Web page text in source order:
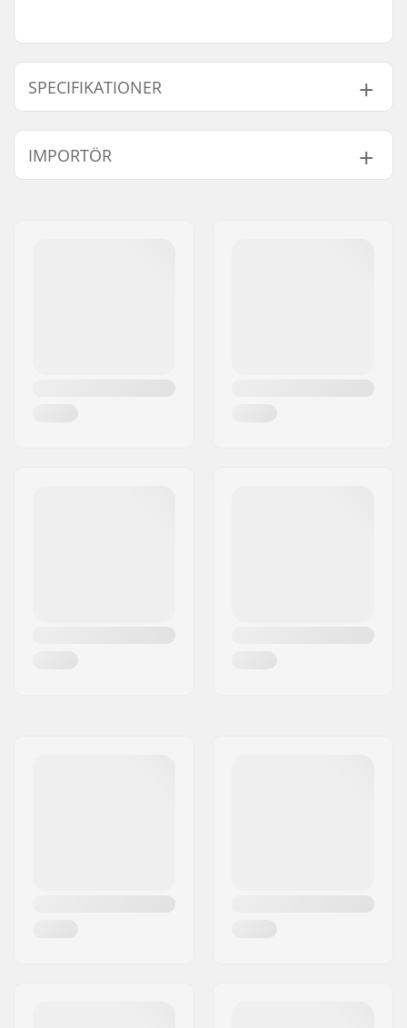
SPECIFIKATIONER
Length:
83.8cm (33")
Width:
IMPORTÖR